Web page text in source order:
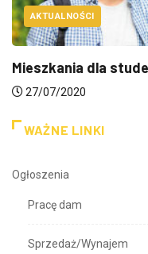
AKTUALNOŚCI
Mieszkania dla
27/07/2020
WAŻNE LINKI
Ogłoszenia
Pracę dam
Sprzedaż/Wynajem